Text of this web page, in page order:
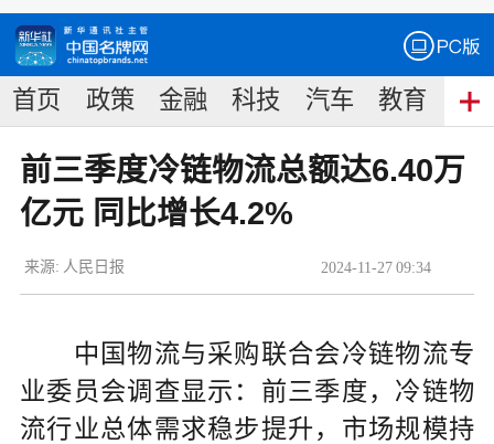
首页 政策 金融 科技 汽车 教育 食
前三季度冷链物流总额达6.40万
亿元 同比增长4.2%
2024-11-27 09:34
来源: 人民日报
中国物流与采购联合会冷链物流专
业委员会调查显示：前三季度，冷链物
流行业总体需求稳步提升，市场规模持